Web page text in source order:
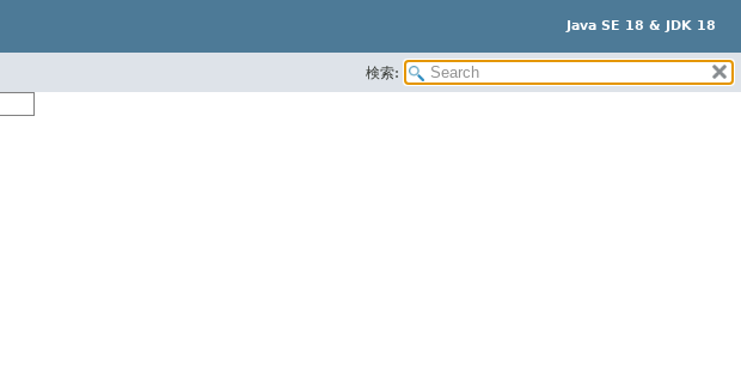
Java SE 18 & JDK 18
検索: